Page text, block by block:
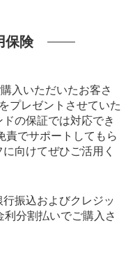
保険
入いただいたお客さ
プレゼントさせていた
の保証では対応でき
責でサポートしてもら
向けてぜひご活用く
振込およびクレジッ
利分割払いでご購入さ